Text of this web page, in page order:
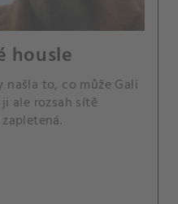
housle
našla to, co může Gali
ale rozsah sítě